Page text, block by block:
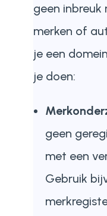
geen
merken of
je een
je doen:
geen
met een
Gebruik